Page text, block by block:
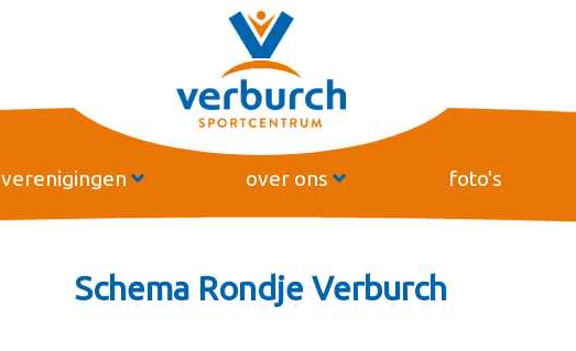
verenigingen over ons foto's
Schema Rondje Verburch